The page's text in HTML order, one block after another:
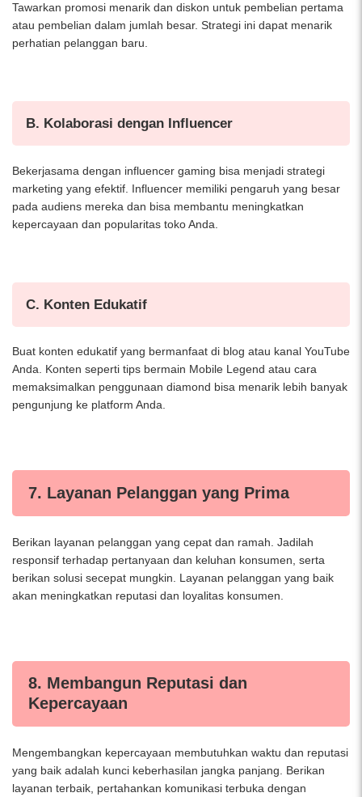
Tawarkan promosi menarik dan diskon untuk pembelian pertama
atau pembelian dalam jumlah besar. Strategi ini dapat menarik
perhatian pelanggan baru.
B. Kolaborasi dengan Influencer
Bekerjasama dengan influencer gaming bisa menjadi strategi
marketing yang efektif. Influencer memiliki pengaruh yang besar
pada audiens mereka dan bisa membantu meningkatkan
kepercayaan dan popularitas toko Anda.
C. Konten Edukatif
Buat konten edukatif yang bermanfaat di blog atau kanal YouTube
Anda. Konten seperti tips bermain Mobile Legend atau cara
memaksimalkan penggunaan diamond bisa menarik lebih banyak
pengunjung ke platform Anda.
7. Layanan Pelanggan yang Prima
Berikan layanan pelanggan yang cepat dan ramah. Jadilah
responsif terhadap pertanyaan dan keluhan konsumen, serta
berikan solusi secepat mungkin. Layanan pelanggan yang baik
akan meningkatkan reputasi dan loyalitas konsumen.
8. Membangun Reputasi dan
Kepercayaan
Mengembangkan kepercayaan membutuhkan waktu dan reputasi
yang baik adalah kunci keberhasilan jangka panjang. Berikan
layanan terbaik, pertahankan komunikasi terbuka dengan